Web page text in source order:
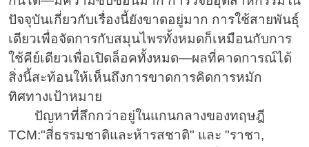
ปัจจุบันเกี่ยวกับเรื่องนี้ยังขาดอยู่มาก การใช้สายพันธุ์
เดียวเพื่อจัดการกับสมุนไพรทั้งหมดก็เหมือนกับการ
ใช้คีย์เดียวเพื่อเปิดล็อคทั้งหมด—ผลที่คาดการณ์ได้
สิ่งนี้สะท้อนให้เห็นถึงการขาดการคิดการหมัก
ทิศทางเป้าหมาย
ปัญหาที่ลึกกว่าอยู่ในแกนกลางของทฤษฎี
TCM:"สี่ธรรมชาติและห้ารสชาติ" และ "ราชา,